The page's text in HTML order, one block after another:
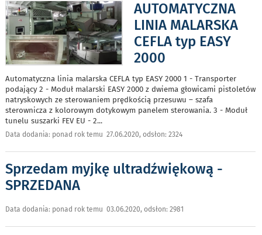
AUTOMATYCZNA
LINIA MALARSKA
CEFLA typ EASY
2000
Automatyczna linia malarska CEFLA typ EASY 2000 1 - Transporter
podający 2 - Moduł malarski EASY 2000 z dwiema głowicami pistoletów
natryskowych ze sterowaniem prędkością przesuwu – szafa
sterownicza z kolorowym dotykowym panelem sterowania. 3 - Moduł
tunelu suszarki FEV EU - 2...
Data dodania: ponad rok temu 27.06.2020, odsłon: 2324
Sprzedam myjkę ultradźwiękową -
SPRZEDANA
Data dodania: ponad rok temu 03.06.2020, odsłon: 2981